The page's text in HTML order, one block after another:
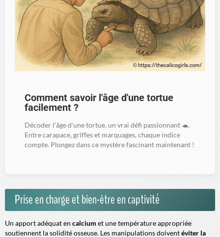
Comment savoir l'âge d'une tortue
facilement ?
Décoder l'âge d'une tortue, un vrai défi passionnant 🐢.
Entre carapace, griffes et marquages, chaque indice
compte. Plongez dans ce mystère fascinant maintenant !
Prise en charge et bien-être en captivité
Un apport adéquat en calcium et unetempératureappropriée
soutiennent la solidité osseuse. Les manipulations doiventéviter la